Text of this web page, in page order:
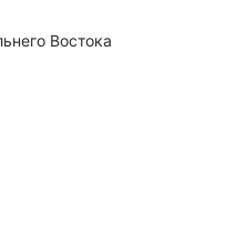
Востока